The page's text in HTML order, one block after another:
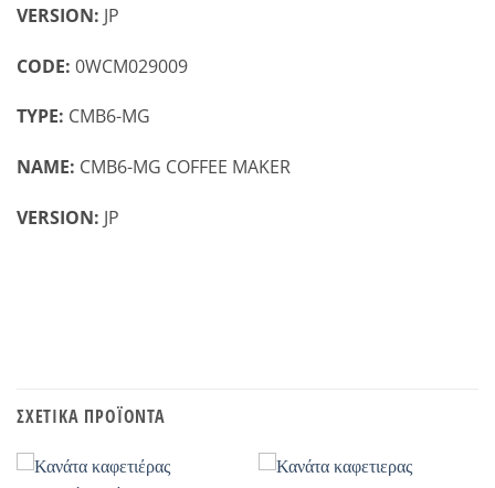
VERSION: JP
CODE: 0WCM029009
TYPE: CMB6-MG
NAME: CMB6-MG COFFEE MAKER
VERSION: JP
ΣΧΕΤΙΚΆ ΠΡΟΪΌΝΤΑ